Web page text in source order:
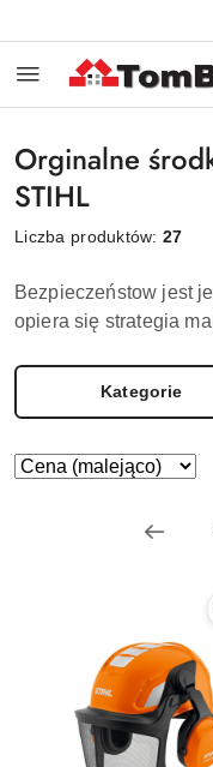
Orginalne
STIHL
Liczba produktów:27
Bezpieczeństow jest
opiera się strategia
Kategorie
Zastosowano
Sortuj